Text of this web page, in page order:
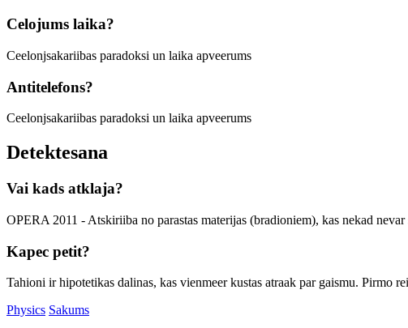
Celojums laika?
Ceelonjsakariibas paradoksi un laika apveerums
Antitelefons?
Ceelonjsakariibas paradoksi un laika apveerums
Detektesana
Vai kads atklaja?
OPERA 2011 - Atskiriiba no parastas materijas (bradioniem), kas nekad
Kapec petit?
Tahioni ir hipotetikas dalinas, kas vienmeer kustas atraak par gaismu. Pirmo
Physics Sakums